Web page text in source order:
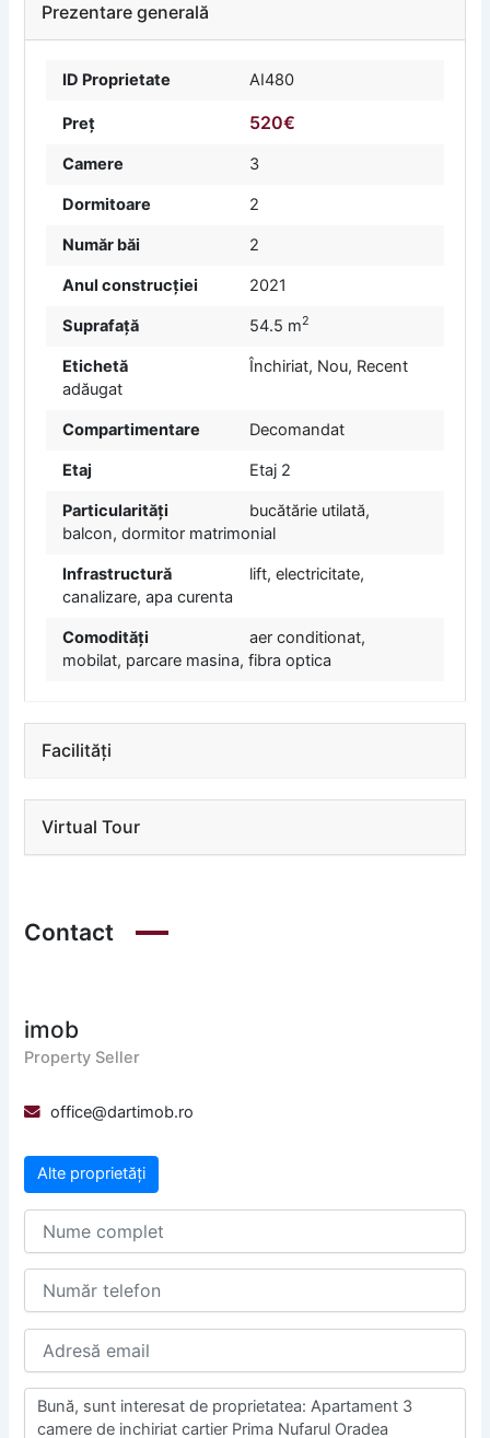
Prezentare generală
ID Proprietate AI480
Preț 520€
Camere 3
Dormitoare 2
Număr băi 2
Anul construcției 2021
Suprafață 54.5 m2
Etichetă Închiriat, Nou, Recent
adăugat
Compartimentare Decomandat
Etaj Etaj 2
Particularități
bucătărie utilată,
balcon, dormitor matrimonial
Infrastructură
lift, electricitate,
canalizare, apa curenta
Comodități
aer conditionat,
mobilat, parcare masina, fibra optica
Facilități
Virtual Tour
Contact
imob
Property Seller
office@dartimob.ro
Alte proprietăți